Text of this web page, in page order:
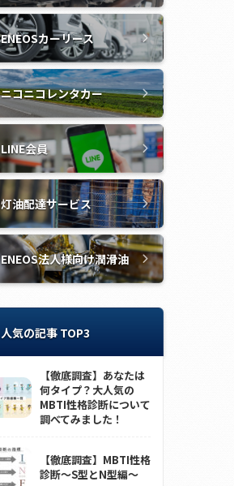
ENEOSカーリース
ニコニコレンタカー
LINE会員
灯油配達サービス
ENEOS法人様向け潤滑油
人気の記事 TOP3
【徹底調査】あなたは
何タイプ？大人気の
MBTI性格診断について
調べてみました！
【徹底調査】MBTI性格
診断～S型とN型編～